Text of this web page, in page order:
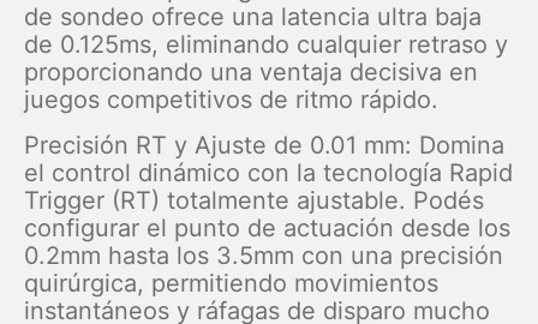
de sondeo ofrece una latencia ultra baja
de 0.125ms, eliminando cualquier retraso y
proporcionando una ventaja decisiva en
juegos competitivos de ritmo rápido.
Precisión RT y Ajuste de 0.01 mm: Domina
el control dinámico con la tecnología Rapid
Trigger (RT) totalmente ajustable. Podés
configurar el punto de actuación desde los
0.2mm hasta los 3.5mm con una precisión
quirúrgica, permitiendo movimientos
instantáneos y ráfagas de disparo mucho